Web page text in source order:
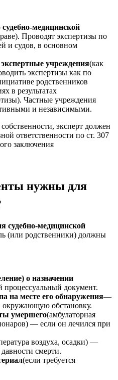
медицинской
Проводят экспертизы по
и судов, в основном
учреждения(как
экспертизы как по
родственников
в результатах
Частные учреждения
и независимыми.
эксперт должен
ответственности по ст. 307
заключения
нужны для
судебно-медицинской
(или родственники) должны
о назначении
документ.
на месте его обнаружения—
окружающую обстановку.
умершего(амбулаторная
— если он лечился при
воздуха, осадки) —
смерти.
(если требуется